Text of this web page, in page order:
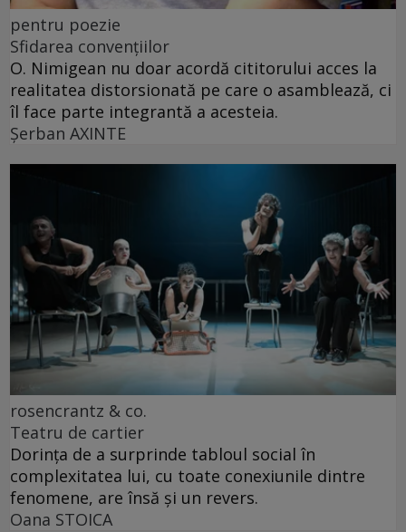
pentru poezie
Sfidarea convențiilor
O. Nimigean nu doar acordă cititorului acces la
realitatea distorsionată pe care o asamblează, ci
îl face parte integrantă a acesteia.
Şerban AXINTE
rosencrantz & co.
Teatru de cartier
Dorința de a surprinde tabloul social în
complexitatea lui, cu toate conexiunile dintre
fenomene, are însă și un revers.
Oana STOICA